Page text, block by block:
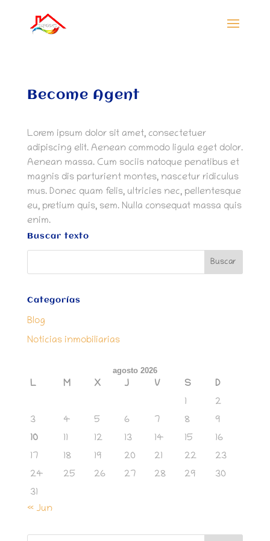
Become Agent
Lorem ipsum dolor sit amet, consectetuer
adipiscing elit. Aenean commodo ligula eget dolor.
Aenean massa. Cum sociis natoque penatibus et
magnis dis parturient montes, nascetur ridiculus
mus. Donec quam felis, ultricies nec, pellentesque
eu, pretium quis, sem. Nulla consequat massa quis
enim.
Buscar texto
Categorías
Blog
Noticias inmobiliarias
agosto 2026
L M X J V S
D
1
2
3
4 5 6 7 8
9
10
11 12 13 14 15
16
17
18 19 20 21 22
23
24
25 26 27 28 29
30
31
« Jun